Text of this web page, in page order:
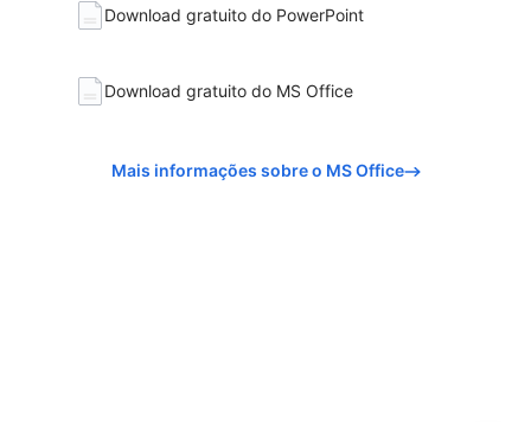
Download gratuito do PowerPoint
Download gratuito do MS Office
Mais informações sobre o MS Office